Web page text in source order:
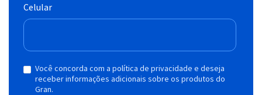
Celular
Você concorda com a política de privacidade e deseja
receber informações adicionais sobre os produtos do
Gran.